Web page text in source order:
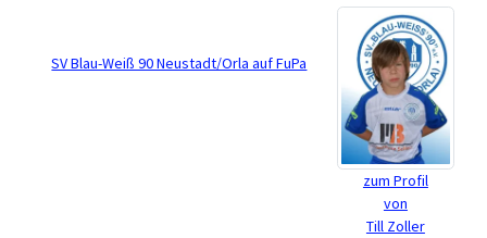
zum Profil
von
Till Zoller
SV Blau-Weiß 90 Neustadt/Orla auf FuPa